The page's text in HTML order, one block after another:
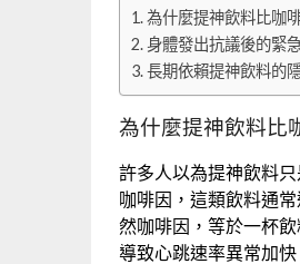
為什麼提神飲料比咖
身體發出抗議後的緊
長期依賴提神飲料的
為什麼提神飲料比
許多人以為提神飲料
咖啡因，這類飲料通
然咖啡因，等於一杯
導致心跳速率異常加